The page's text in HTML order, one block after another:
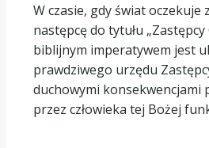
W czasie, gdy świat oczekuje
następcę do tytułu
biblijnym imperatywem jest
prawdziwego urzędu
duchowymi konsekwencjami
przez człowieka tej Bożej